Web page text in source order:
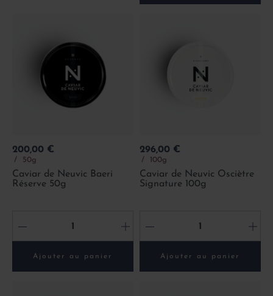
Prix
200,00 €
50g
Caviar de Neuvic Baeri
Réserve 50g
- +
Ajouter au panier
Prix
296,00 €
100g
Caviar de Neuvic Osciètre
Signature 100g
- +
Ajouter au panier